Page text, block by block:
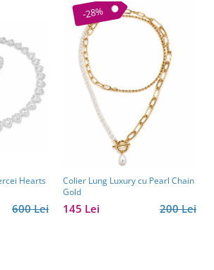
Hearts
600 Lei
-28%
Colier Lung Luxury cu Pearl Chain
Gold
200 Lei
145 Lei